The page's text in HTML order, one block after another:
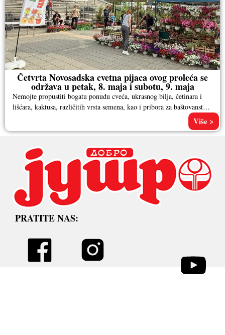
Četvrta Novosadska cvetna pijaca ovog proleća se
održava u petak, 8. maja i subotu, 9. maja
Nemojte propustiti bogatu ponudu cveća, ukrasnog bilja, četinara i
lišćara, kaktusa, različitih vrsta semena, kao i pribora za baštovanstvo.
Više >
PRATITE NAS: